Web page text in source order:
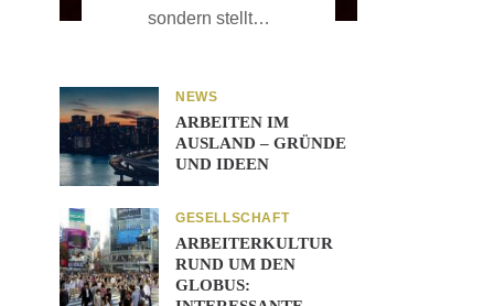
sondern stellt…
NEWS
ARBEITEN IM
AUSLAND – GRÜNDE
UND IDEEN
GESELLSCHAFT
ARBEITERKULTUR
RUND UM DEN
GLOBUS: